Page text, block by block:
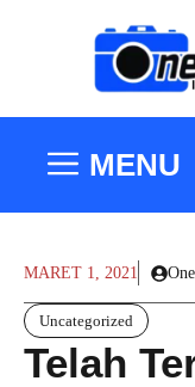
MENU
MARET 1, 2021 One
Uncategorized
Telah